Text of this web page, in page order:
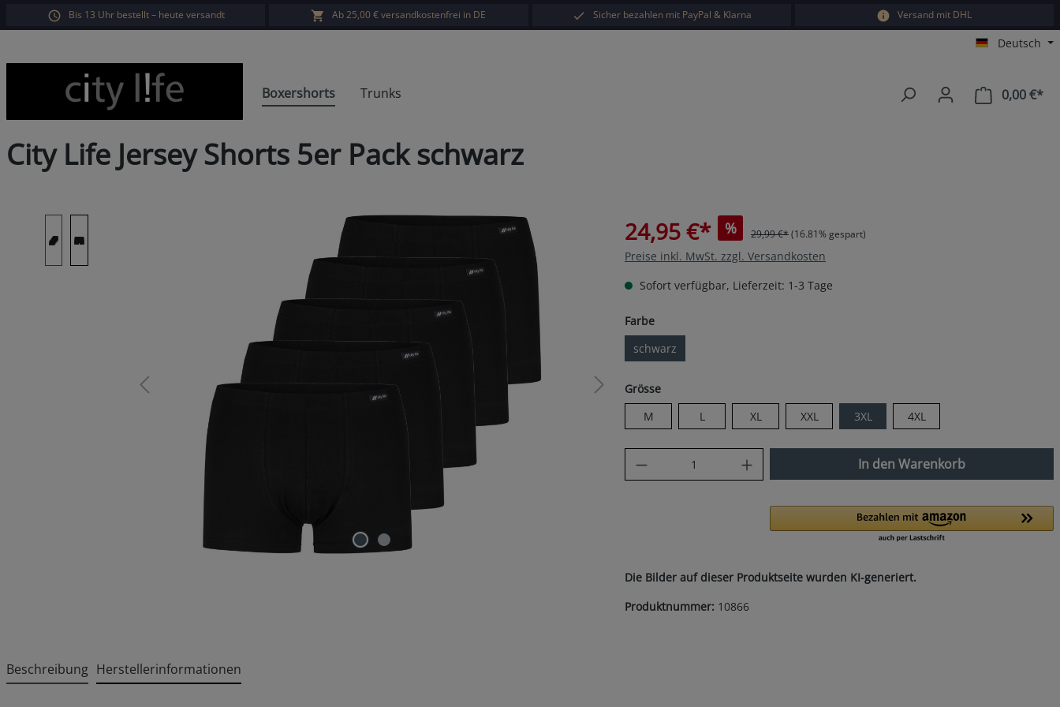
Zur Hauptnavigation springen
Bis 13 Uhr bestellt – heute versandt Ab 25,00 € versandkostenfrei in DE Sicher bezahlen mit PayPal & Klarna Versand mit DHL
Deutsch
Boxershorts Trunks 0,00 €*
City Life Jersey Shorts 5er Pack schwarz
24,95 €* % 29,99 €*(16.81% gespart)
Preise inkl. MwSt. zzgl. Versandkosten
Sofort verfügbar, Lieferzeit: 1-3 Tage
Farbeauswählen
schwarz
Grösseauswählen
M
L XL XXL 3XL 4XL
Produkt Anzahl: Gib den gewünschten Wert
In den Warenkorb
Die Bilder auf dieser Produktseite wurden KI-generiert.
Produktnummer: 10866
Beschreibung Herstellerinformationen